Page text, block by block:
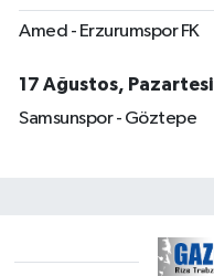
Amed - Erzurumspor FK
17 Ağustos, Pazartesi
Samsunspor - Göztepe